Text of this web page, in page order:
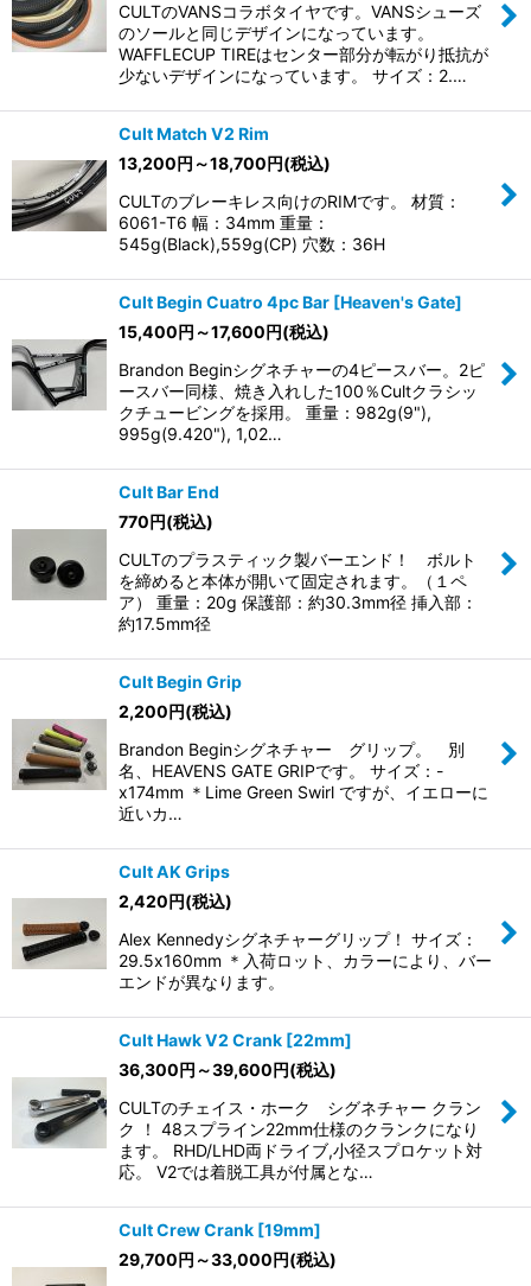
CULTのVANSコラボタイヤです。VANSシューズ
のソールと同じデザインになっています。
WAFFLECUP TIREはセンター部分が転がり抵抗が
少ないデザインになっています。 サイズ：2.…
Cult Match V2 Rim
13,200円 ～18,700円(税込)
CULTのブレーキレス向けのRIMです。 材質：
6061-T6 幅：34mm 重量：
545g(Black),559g(CP) 穴数：36H
Cult Begin Cuatro 4pc Bar [Heaven's Gate]
15,400円 ～17,600円(税込)
Brandon Beginシグネチャーの4ピースバー。2ピ
ースバー同様、焼き入れした100％Cultクラシッ
クチュービングを採用。 重量：982g(9"),
995g(9.420"), 1,02…
Cult Bar End
770円(税込)
CULTのプラスティック製バーエンド！ ボルト
を締めると本体が開いて固定されます。（１ペ
ア） 重量：20g 保護部：約30.3mm径 挿入部：
約17.5mm径
Cult Begin Grip
2,200円(税込)
Brandon Beginシグネチャー グリップ。 別
名、HEAVENS GATE GRIPです。 サイズ：-
x174mm ＊Lime Green Swirl ですが、イエローに
近いカ…
Cult AK Grips
2,420円(税込)
Alex Kennedyシグネチャーグリップ！ サイズ：
29.5x160mm ＊入荷ロット、カラーにより、バー
エンドが異なります。
Cult Hawk V2 Crank [22mm]
36,300円 ～39,600円(税込)
CULTのチェイス・ホーク シグネチャー クラン
ク ！ 48スプライン22mm仕様のクランクになり
ます。 RHD/LHD両ドライブ,小径スプロケット対
応。 V2では着脱工具が付属とな…
Cult Crew Crank [19mm]
29,700円 ～33,000円(税込)